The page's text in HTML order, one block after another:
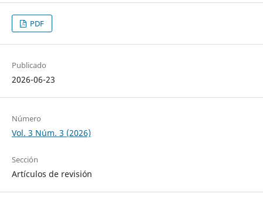
PDF
Publicado
2026-06-23
Número
Vol. 3 Núm. 3 (2026)
Sección
Artículos de revisión